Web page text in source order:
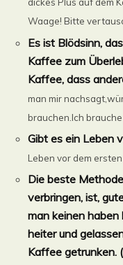
Waage! Bitte
Es ist Blödsinn,
Kaffee zum
Kaffee, dass
man mir
brauchen.Ich brauche
Gibt es ein Leben
Leben vor dem ersten
Die beste
verbringen, ist,
man keinen haben
heiter und
Kaffee getrunken.